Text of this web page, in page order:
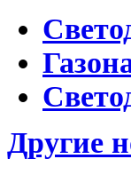
Другие